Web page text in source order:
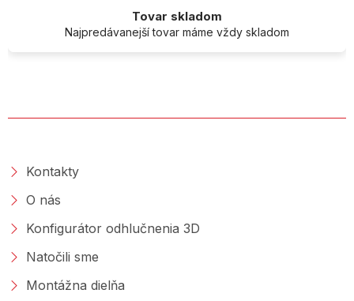
Tovar skladom
Najpredávanejší tovar máme vždy skladom
Kontakty
O nás
Konfigurátor odhlučnenia 3D
Natočili sme
Montážna dielňa